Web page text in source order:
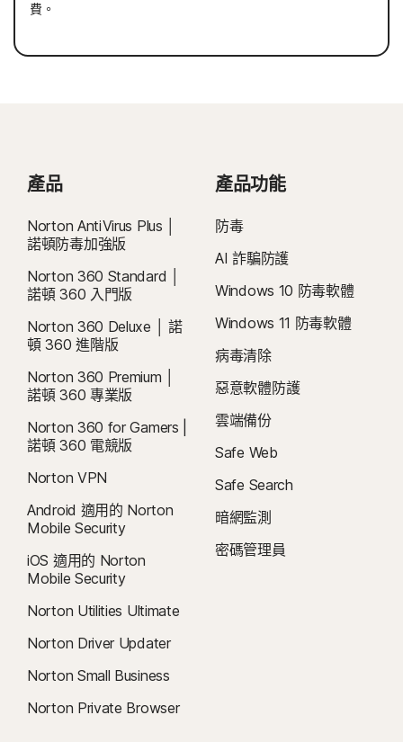
費。
產品
Norton AntiVirus Plus │
諾頓防毒加強版
Norton 360 Standard │
諾頓 360 入門版
Norton 360 Deluxe │ 諾
頓 360 進階版
Norton 360 Premium │
諾頓 360 專業版
Norton 360 for Gamers |
諾頓 360 電競版
Norton VPN
Android 適用的 Norton
Mobile Security
iOS 適用的 Norton
Mobile Security
Norton Utilities Ultimate
Norton Driver Updater
Norton Small Business
Norton Private Browser
產品功能
防毒
AI 詐騙防護
Windows 10 防毒軟體
Windows 11 防毒軟體
病毒清除
惡意軟體防護
雲端備份
Safe Web
Safe Search
暗網監測
密碼管理員